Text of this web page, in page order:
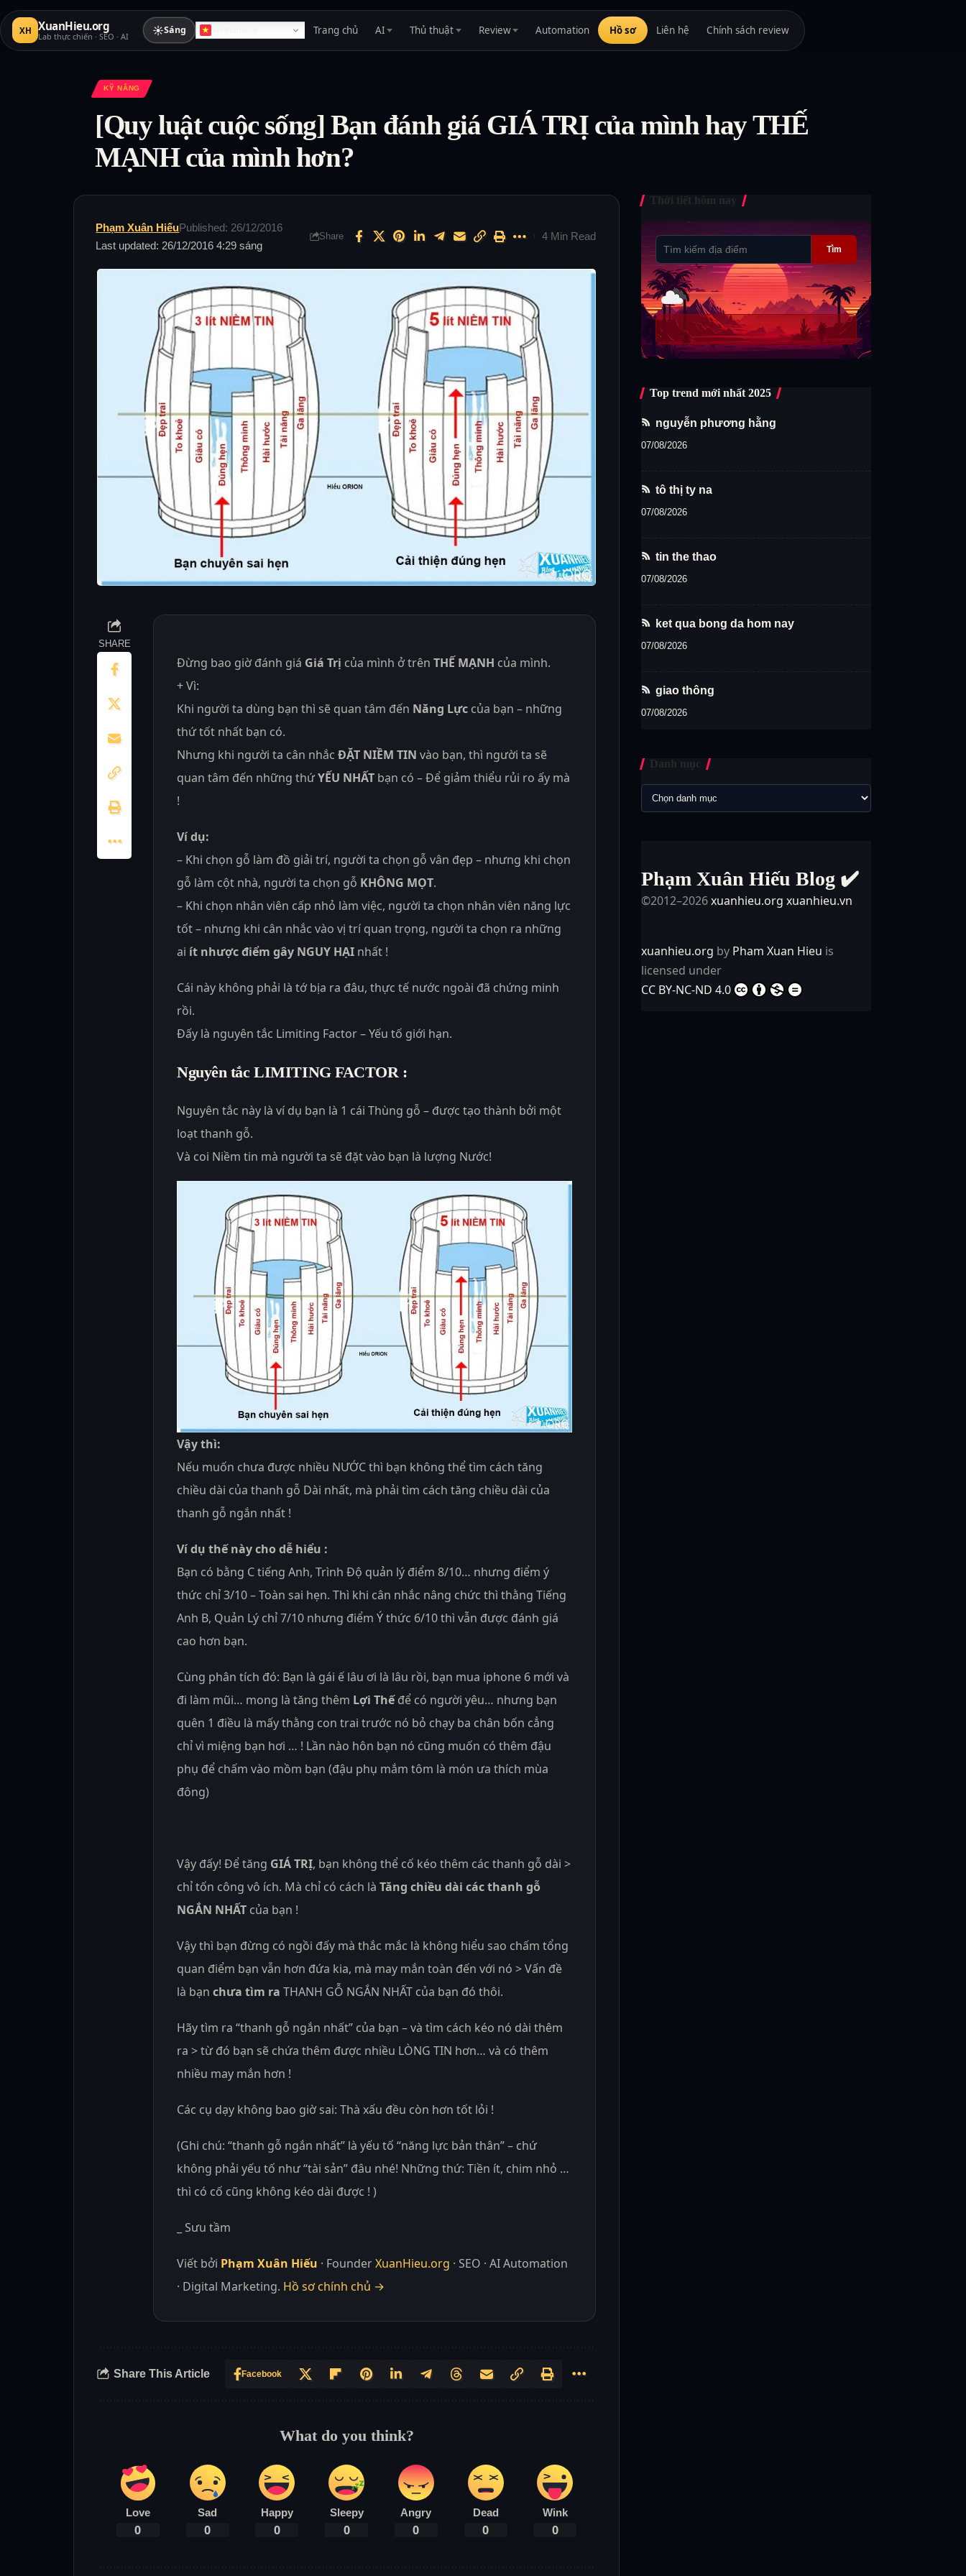
XH XuanHieu.org
Lab thực chiến · SEO · AI ☀Sáng Trang chủ AI Thủ thuật Review Automation Hồ sơ Liên hệ Chính sách review
KỸ NĂNG
[Quy luật cuộc sống] Bạn đánh giá GIÁ TRỊ của mình hay THẾ
MẠNH của mình hơn?
Last updated: 26/12/2016 4:29 sáng
Phạm Xuân HiếuPublished: 26/12/2016
Share 4 Min Read
SHARE
Đừng bao giờ đánh giá Giá Trị của mình ở trên THẾ MẠNH của mình.
+ Vì:
Khi người ta dùng bạn thì sẽ quan tâm đến Năng Lực của bạn – những
thứ tốt nhất bạn có.
Nhưng khi người ta cân nhắc ĐẶT NIỀM TIN vào bạn, thì người ta sẽ
quan tâm đến những thứYẾU NHẤT bạn có – Để giảm thiểu rủi ro ấy mà
!
Ví dụ:
– Khi chọn gỗ làm đồ giải trí, người ta chọn gỗ vân đẹp – nhưng khi chọn
gỗ làm cột nhà, người ta chọn gỗ KHÔNG MỌT.
– Khi chọn nhân viên cấp nhỏ làm việc, người ta chọn nhân viên năng lực
tốt – nhưng khi cân nhắc vào vị trí quan trọng, người ta chọn ra những
ai ít nhược điểm gây NGUY HẠI nhất !
Cái này không phải là tớ bịa ra đâu, thực tế nước ngoài đã chứng minh
rồi.
Đấy là nguyên tắc Limiting Factor – Yếu tố giới hạn.
Nguyên tắc LIMITING FACTOR :
Nguyên tắc này là ví dụ bạn là 1 cái Thùng gỗ – được tạo thành bởi một
loạt thanh gỗ.
Và coi Niềm tin mà người ta sẽ đặt vào bạn là lượng Nước!
Vậy thì:
Nếu muốn chưa được nhiều NƯỚC thì bạn không thể tìm cách tăng
chiều dài của thanh gỗ Dài nhất, mà phải tìm cách tăng chiều dài của
thanh gỗ ngắn nhất !
Ví dụ thế này cho dễ hiểu :
Bạn có bằng C tiếng Anh, Trình Độ quản lý điểm 8/10… nhưng điểm ý
thức chỉ 3/10 – Toàn sai hẹn. Thì khi cân nhắc nâng chức thì thằng Tiếng
Anh B, Quản Lý chỉ 7/10 nhưng điểm Ý thức 6/10 thì vẫn được đánh giá
cao hơn bạn.
Cùng phân tích đó: Bạn là gái ế lâu ơi là lâu rồi, bạn mua iphone 6 mới và
đi làm mũi… mong là tăng thêm Lợi Thếđể có người yêu… nhưng bạn
quên 1 điều là mấy thằng con trai trước nó bỏ chạy ba chân bốn cẳng
chỉ vì miệng bạn hơi … ! Lần nào hôn bạn nó cũng muốn có thêm đậu
phụ để chấm vào mồm bạn (đậu phụ mắm tôm là món ưa thích mùa
đông)
Vậy đấy! Để tăng GIÁ TRỊ, bạn không thể cố kéo thêm các thanh gỗ dài >
chỉ tốn công vô ích. Mà chỉ có cách là Tăng chiều dài các thanh gỗ
NGẮN NHẤT của bạn !
Vậy thì bạn đừng có ngồi đấy mà thắc mắc là không hiểu sao chấm tổng
quan điểm bạn vẫn hơn đứa kia, mà may mắn toàn đến với nó > Vấn đề
là bạn chưa tìm ra THANH GỖ NGẮN NHẤT của bạn đó thôi.
Hãy tìm ra “thanh gỗ ngắn nhất” của bạn – và tìm cách kéo nó dài thêm
ra > từ đó bạn sẽ chứa thêm được nhiều LÒNG TIN hơn… và có thêm
nhiều may mắn hơn !
Các cụ dạy không bao giờ sai: Thà xấu đều còn hơn tốt lỏi !
(Ghi chú: “thanh gỗ ngắn nhất” là yếu tố “năng lực bản thân” – chứ
không phải yếu tố như “tài sản” đâu nhé! Những thứ: Tiền ít, chim nhỏ …
thì có cố cũng không kéo dài được ! )
_ Sưu tầm
Viết bởi Phạm Xuân Hiếu · FounderXuanHieu.org · SEO · AI Automation
· Digital Marketing. Hồ sơ chính chủ →
Share This Article Facebook
What do you think?
Love
0
Sad
0
Happy
0
Sleepy
0
Angry
0
Dead
0
Wink
0
Thời tiết hôm nay
Tìm
Top trend mới nhất 2025
nguyễn phương hằng
07/08/2026
tô thị ty na
07/08/2026
tin the thao
07/08/2026
ket qua bong da hom nay
07/08/2026
giao thông
07/08/2026
Danh mục
Phạm Xuân Hiếu Blog ✔️
©2012–2026xuanhieu.org xuanhieu.vn
xuanhieu.org by Pham Xuan Hieu is
licensed under
CC BY-NC-ND 4.0